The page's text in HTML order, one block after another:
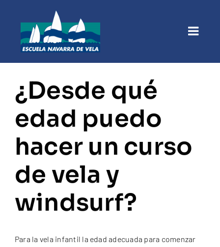
contenido
Inicio
La escuela
Cursos
Inscripciones
Alquileres
Otras actividades
Siguiente
¿Desde qué
edad puedo
hacer un curso
de vela y
windsurf?
Para la vela infantil la edad adecuada para comenzar